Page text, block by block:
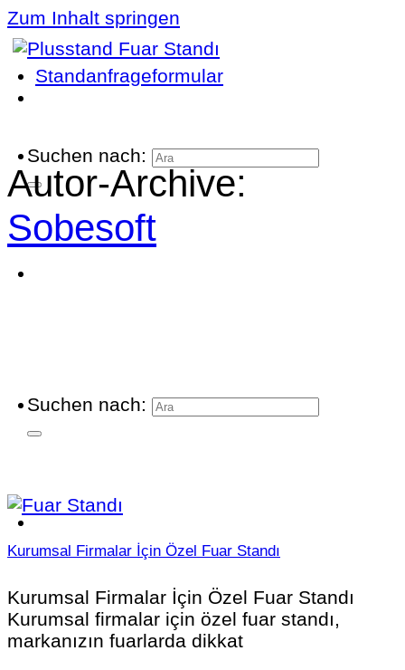
Zum Inhalt springen
Standanfrageformular
Suchen nach:
Suchen nach:
Autor-Archive:
Sobesoft
Kurumsal Firmalar İçin Özel Fuar Standı
Kurumsal Firmalar İçin Özel Fuar Standı
Kurumsal firmalar için özel fuar standı,
markanızın fuarlarda dikkat